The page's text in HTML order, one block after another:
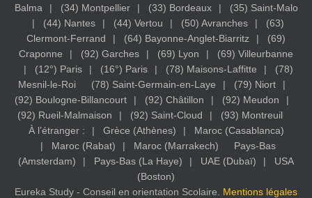
Balma
(34) Montpellier (33) Bordeaux
(35) Saint-Malo
(44) Nantes
(44) Vertou (50) Avranches
(63)
Clermont-Ferrand
(64) Bayonne-Anglet-Biarritz
(69)
Craponne
(92) Garches (69) Lyon
(69) Villeurbanne
(12°) Paris
(16°) Paris (78) Maisons-Laffitte
(78)
Mesnil-le-Roi
(78) Saint-Germain-en-Laye
(79) Niort
(92) Boulogne-Billancourt
(92) Châtillon
(92) Meudon
(92) Rueil-Malmaison
(92) Saint-Cloud
(93) Montreuil
À l’étranger :
Grèce (Athènes)
Maroc (Casablanca)
Maroc (Rabat)
Maroc (Marrakech)
Pays-Bas
(Amsterdam)
Pays-Bas (La Haye) UAE (Dubaï)
USA
(Boston)
Eureka Study - Conseil en orientation Scolaire. Mentions légales